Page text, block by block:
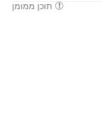
תוכן ממומן